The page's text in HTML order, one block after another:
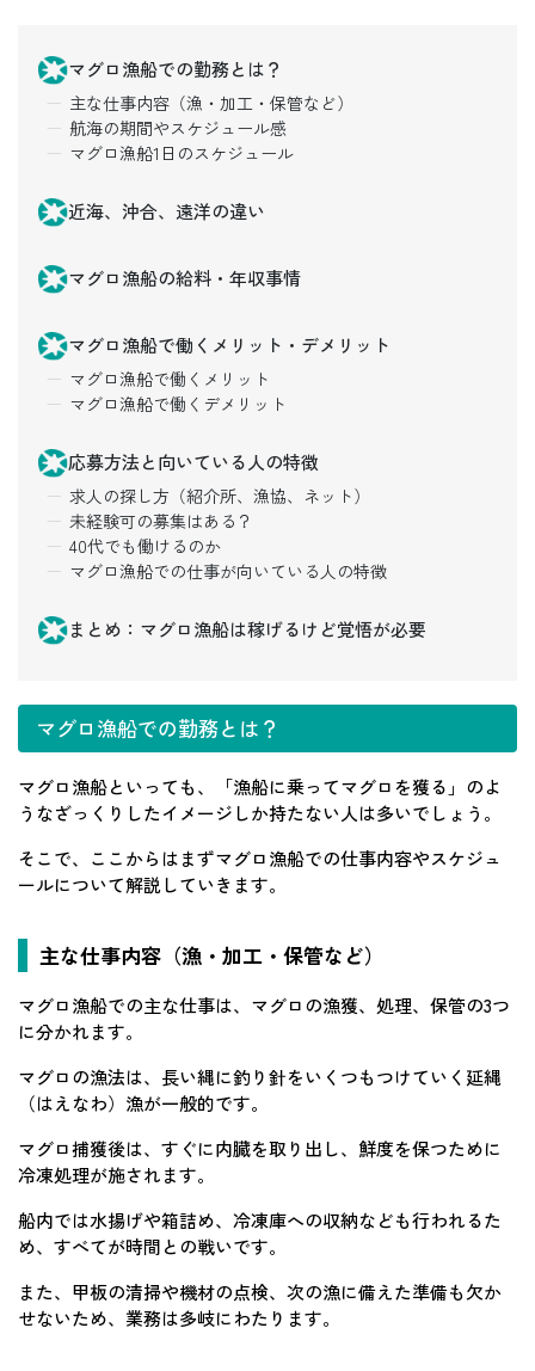
マグロ漁船での勤務とは？
主な仕事内容（漁・加工・保管など）
航海の期間やスケジュール感
マグロ漁船1日のスケジュール
近海、沖合、遠洋の違い
マグロ漁船の給料・年収事情
マグロ漁船で働くメリット・デメリット
マグロ漁船で働くメリット
マグロ漁船で働くデメリット
応募方法と向いている人の特徴
求人の探し方（紹介所、漁協、ネット）
未経験可の募集はある？
40代でも働けるのか
マグロ漁船での仕事が向いている人の特徴
まとめ：マグロ漁船は稼げるけど覚悟が必要
マグロ漁船での勤務とは？
マグロ漁船といっても、「漁船に乗ってマグロを獲る」のよ
うなざっくりしたイメージしか持たない人は多いでしょう。
そこで、ここからはまずマグロ漁船での仕事内容やスケジュ
ールについて解説していきます。
主な仕事内容（漁・加工・保管など）
マグロ漁船での主な仕事は、マグロの漁獲、処理、保管の3つ
に分かれます。
マグロの漁法は、長い縄に釣り針をいくつもつけていく延縄
（はえなわ）漁が一般的です。
マグロ捕獲後は、すぐに内臓を取り出し、鮮度を保つために
冷凍処理が施されます。
船内では水揚げや箱詰め、冷凍庫への収納なども行われるた
め、すべてが時間との戦いです。
また、甲板の清掃や機材の点検、次の漁に備えた準備も欠か
せないため、業務は多岐にわたります。